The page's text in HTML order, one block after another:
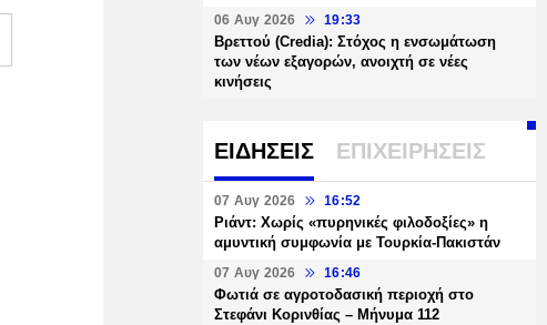
06 Αυγ 2026 19:33
Βρεττού (Credia): Στόχος η ενσωμάτωση
των νέων εξαγορών, ανοιχτή σε νέες
κινήσεις
ΕΙΔΗΣΕΙΣ ΕΠΙΧΕΙΡΗΣΕΙΣ
07 Αυγ 2026 16:52
Ριάντ: Χωρίς «πυρηνικές φιλοδοξίες» η
αμυντική συμφωνία με Τουρκία-Πακιστάν
07 Αυγ 2026 16:46
Φωτιά σε αγροτοδασική περιοχή στο
Στεφάνι Κορινθίας – Μήνυμα 112